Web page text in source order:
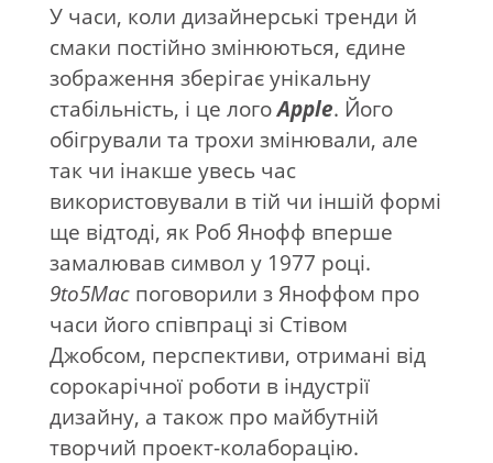
У часи, коли дизайнерські тренди й
смаки постійно змінюються, єдине
зображення зберігає унікальну
стабільність, і це логоApple. Його
обігрували та трохи змінювали, але
так чи інакше увесь час
використовували в тій чи іншій формі
ще відтоді, як Роб Янофф вперше
замалював символ у 1977 році.
9to5Macпоговорили з Яноффом про
часи його співпраці зі Стівом
Джобсом, перспективи, отримані від
сорокарічної роботи в індустрії
дизайну, а також про майбутній
творчий проект-колаборацію.